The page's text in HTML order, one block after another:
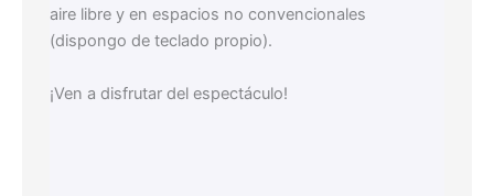
aire libre y en espacios no convencionales
(dispongo de teclado propio).
¡Ven a disfrutar del espectáculo!